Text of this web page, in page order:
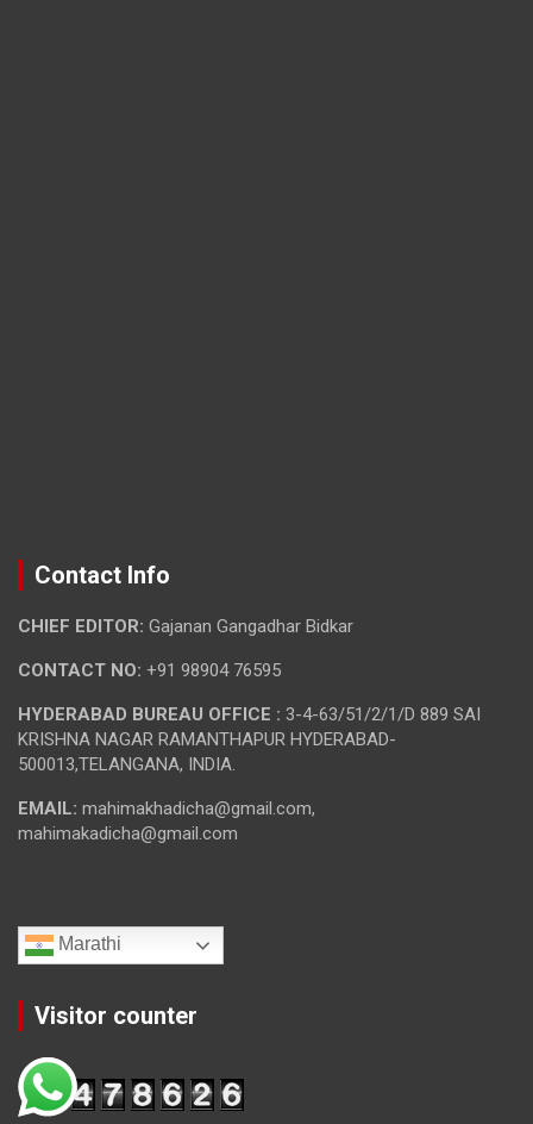
Contact Info
CHIEF EDITOR: Gajanan Gangadhar Bidkar
CONTACT NO: +91 98904 76595
HYDERABAD BUREAU OFFICE : 3-4-63/51/2/1/D 889 SAI
KRISHNA NAGAR RAMANTHAPUR HYDERABAD-
500013,TELANGANA, INDIA.
EMAIL: mahimakhadicha@gmail.com,
mahimakadicha@gmail.com
Marathi
Visitor counter